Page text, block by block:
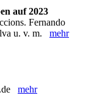
auf 2023
Fernando
u. v. m. mehr
mehr